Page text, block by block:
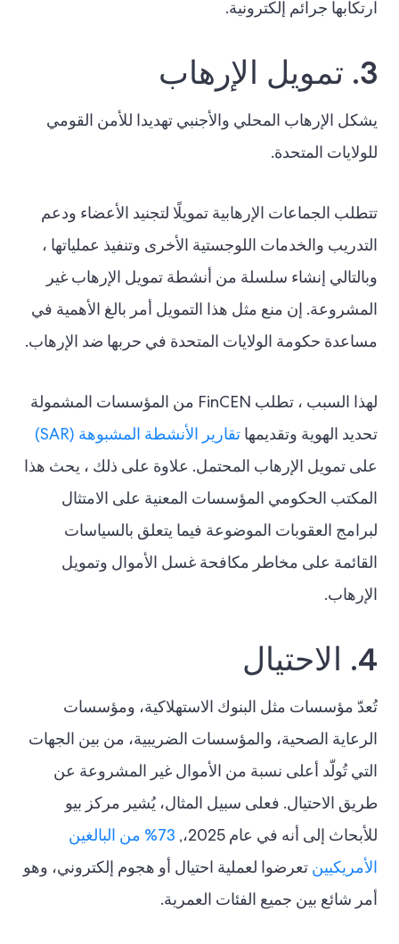
ارتكابها جرائم إلكترونية.
3. تمويل الإرهاب
يشكل الإرهاب المحلي والأجنبي تهديدا للأمن القومي
للولايات المتحدة.
تتطلب الجماعات الإرهابية تمويلًا لتجنيد الأعضاء ودعم
التدريب والخدمات اللوجستية الأخرى وتنفيذ عملياتها ،
وبالتالي إنشاء سلسلة من أنشطة تمويل الإرهاب غير
المشروعة. إن منع مثل هذا التمويل أمر بالغ الأهمية في
مساعدة حكومة الولايات المتحدة في حربها ضد الإرهاب.
لهذا السبب ، تطلب FinCEN من المؤسسات المشمولة
تحديد الهوية وتقديمها تقارير الأنشطة المشبوهة (SAR)
على تمويل الإرهاب المحتمل. علاوة على ذلك ، يحث هذا
المكتب الحكومي المؤسسات المعنية على الامتثال
لبرامج العقوبات الموضوعة فيما يتعلق بالسياسات
القائمة على مخاطر مكافحة غسل الأموال وتمويل
الإرهاب.
4. الاحتيال
تُعدّ مؤسسات مثل البنوك الاستهلاكية، ومؤسسات
الرعاية الصحية، والمؤسسات الضريبية، من بين الجهات
التي تُولّد أعلى نسبة من الأموال غير المشروعة عن
طريق الاحتيال. فعلى سبيل المثال، يُشير مركز بيو
للأبحاث إلى أنه في عام 2025،,
73% من البالغين
الأمريكيين تعرضوا لعملية احتيال أو هجوم إلكتروني، وهو
أمر شائع بين جميع الفئات العمرية.